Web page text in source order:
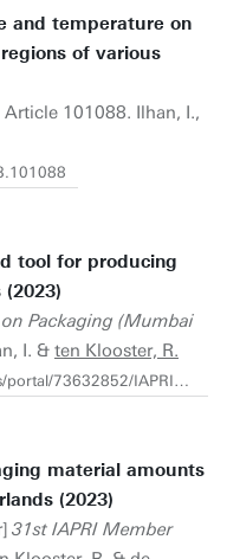
and temperature on
of various
Article 101088. Ilhan, I.,
tool for producing
Packaging (Mumbai
I. & ten Klooster, R.
https://pure.udem.edu.mx/ws/portalfiles/portal/73632852/IAPRI_2023_Mumbai_-_Conference_Proceedings.pdf#page=256
material amounts
(2023)
31st IAPRI Member